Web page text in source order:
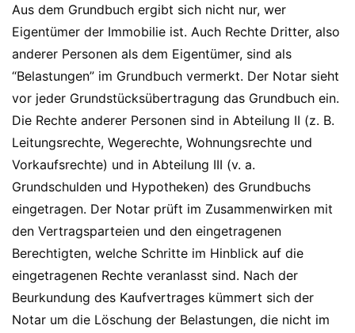
Aus dem Grundbuch ergibt sich nicht nur, wer
Eigentümer der Immobilie ist. Auch Rechte Dritter, also
anderer Personen als dem Eigentümer, sind als
“Belastungen” im Grundbuch vermerkt. Der Notar sieht
vor jeder Grundstücksübertragung das Grundbuch ein.
Die Rechte anderer Personen sind in Abteilung II (z. B.
Leitungsrechte, Wegerechte, Wohnungsrechte und
Vorkaufsrechte) und in Abteilung III (v. a.
Grundschulden und Hypotheken) des Grundbuchs
eingetragen. Der Notar prüft im Zusammenwirken mit
den Vertragsparteien und den eingetragenen
Berechtigten, welche Schritte im Hinblick auf die
eingetragenen Rechte veranlasst sind. Nach der
Beurkundung des Kaufvertrages kümmert sich der
Notar um die Löschung der Belastungen, die nicht im